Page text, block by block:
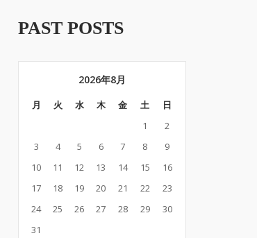
PAST POSTS
2026年8月
月 火 水 木 金 土
日
1
2
3
4 5 6 7 8
9
10
11 12 13 14 15
16
17
18 19 20 21 22
23
24
25 26 27 28 29
30
31